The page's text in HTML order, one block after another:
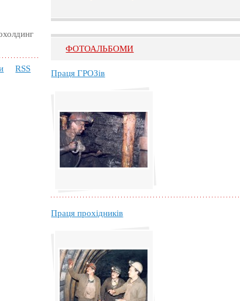
RSS
ФОТОАЛЬБОМИ
Праця ГРОЗів
Праця прохідників